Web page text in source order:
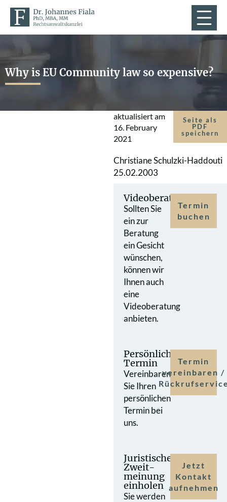
Why is EU Community law so expensive?
aktualisiert am
16. February
2021
Seite als
PDF
speichern
Christiane Schulzki-Haddouti
25.02.2003
Videoberatung
Sollten Sie
ein zur
Beratung
ein Gesicht
wünschen,
können wir
Ihnen auch
eine
Videoberatung
anbieten.
Termin
buchen
Persönlicher
Termin
Vereinbaren
Sie Ihren
persönlichen
Termin bei
uns.
Termin
vereinbaren /
Juristische
Zweit­
meinung
einholen
Sie werden
Jetzt
Kontakt
aufnehmen